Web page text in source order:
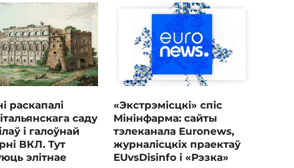
раскапалі
саду
і галоўнай
ВКЛ. Тут
элітнае
«Экстрэмісцкі» спіс
Мінінфарма: сайты
тэлеканала Euronews,
журналісцкіх праектаў
EUvsDisinfo і «Рэзка»